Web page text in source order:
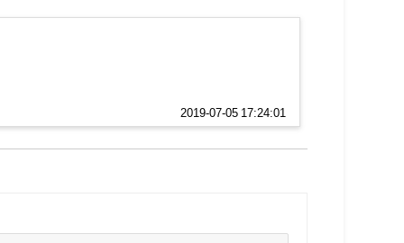
2019-07-05 17:24:01